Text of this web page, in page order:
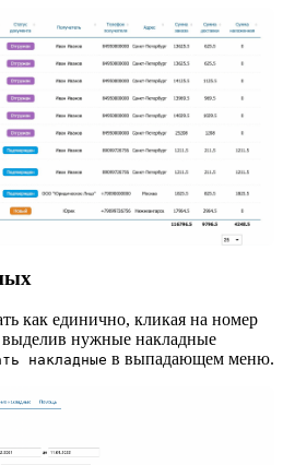
как единично, кликая на номер
выделив нужные накладные
накладные в выпадающем меню.